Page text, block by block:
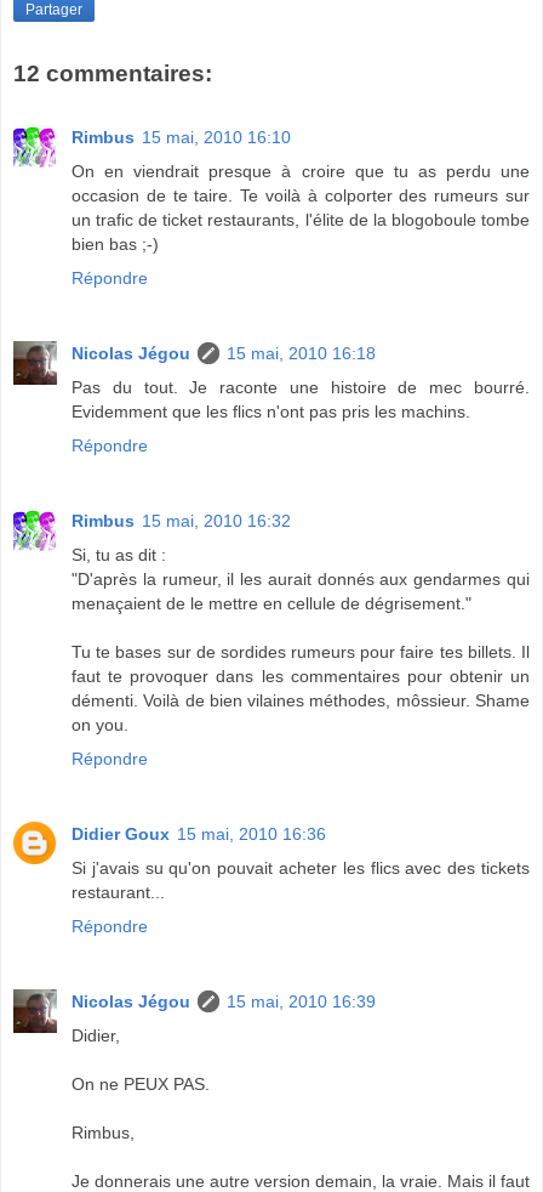
Partager
12 commentaires:
Rimbus 15 mai, 2010 16:10
On en viendrait presque à croire que tu as perdu une
occasion de te taire. Te voilà à colporter des rumeurs sur
un trafic de ticket restaurants, l'élite de la blogoboule tombe
bien bas ;-)
Répondre
Nicolas Jégou
15 mai, 2010 16:18
Pas du tout. Je raconte une histoire de mec bourré.
Evidemment que les flics n'ont pas pris les machins.
Répondre
Rimbus 15 mai, 2010 16:32
Si, tu as dit :
"D'après la rumeur, il les aurait donnés aux gendarmes qui
menaçaient de le mettre en cellule de dégrisement."
Tu te bases sur de sordides rumeurs pour faire tes billets. Il
faut te provoquer dans les commentaires pour obtenir un
démenti. Voilà de bien vilaines méthodes, môssieur. Shame
on you.
Répondre
Didier Goux 15 mai, 2010 16:36
Si j'avais su qu'on pouvait acheter les flics avec des tickets
restaurant...
Répondre
Nicolas Jégou
15 mai, 2010 16:39
Didier,
On ne PEUX PAS.
Rimbus,
Je donnerais une autre version demain, la vraie. Mais il faut